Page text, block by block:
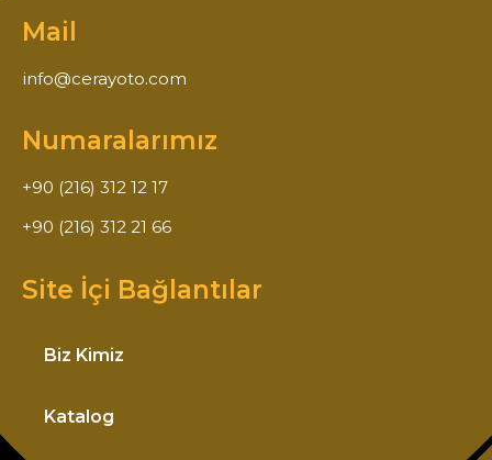
Mail
info@cerayoto.com
Numaralarımız
+90 (216) 312 12 17
+90 (216) 312 21 66
Site İçi Bağlantılar
Biz Kimiz
Katalog